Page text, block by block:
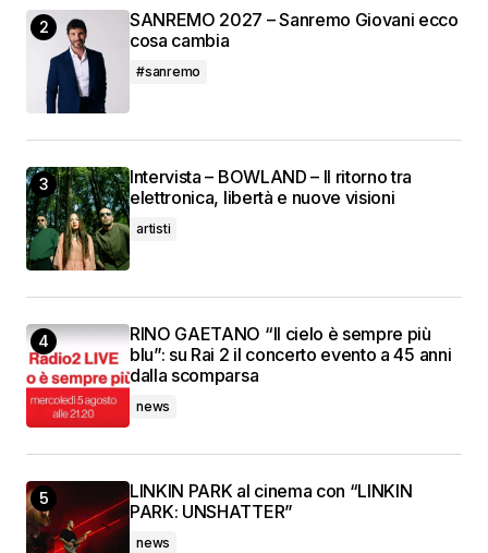
SANREMO 2027 – Sanremo Giovani ecco
cosa cambia
#sanremo
Intervista – BOWLAND – Il ritorno tra
elettronica, libertà e nuove visioni
artisti
RINO GAETANO “Il cielo è sempre più
blu”: su Rai 2 il concerto evento a 45 anni
dalla scomparsa
news
LINKIN PARK al cinema con “LINKIN
PARK: UNSHATTER”
news